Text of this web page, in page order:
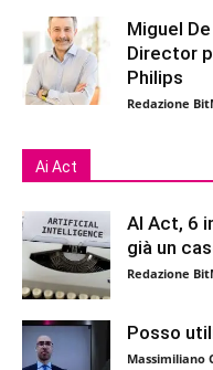
Miguel
Director
Philips
Redazione
Ai Act
AI Act, 6
già un
Redazione
Posso
Massimiliano